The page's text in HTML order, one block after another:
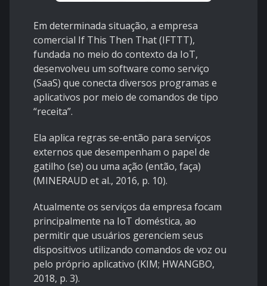
Em determinada situação, a empresa
comercial If This Then That (IFTTT),
fundada no meio do contexto da IoT,
desenvolveu um software como serviço
(SaaS) que conecta diversos programas e
aplicativos por meio de comandos de tipo
“receita”.
Ela aplica regras se-então para serviços
externos que desempenham o papel de
gatilho (se) ou uma ação (então, faça)
(MINERAUD et al., 2016, p. 10).
Atualmente os serviços da empresa focam
principalmente na IoT doméstica, ao
permitir que usuários gerenciem seus
dispositivos utilizando comandos de voz ou
pelo próprio aplicativo (KIM; HWANGBO,
2018, p. 3).